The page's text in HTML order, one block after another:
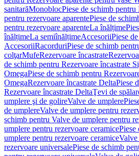
sanitarăMonoblocPiese de schimb
pentru rezervoare aparentePiese de
pentru rezervoare aparenteLa înălțime
înălțimeLa semiînălțimeAccesoriiPiese
AccesoriiRacorduriPiese de schimb
colţarMufeRezervoare încastrate
de schimb pentru Rezervoare încastrate
OmegaPiese de schimb pentru
OmegaRezervoare încastrate DeltaPiese
Rezervoare încastrate DeltaŢevi de
umplere şi de golireValve de umplere
de umplereValve de umplere pentru
schimb pentru Valve de umplere pentru
umplere pentru rezervoare ceramicePiese
umplere pentru rezervoare ceramiceValve
rezervoare universalePiese de schimb